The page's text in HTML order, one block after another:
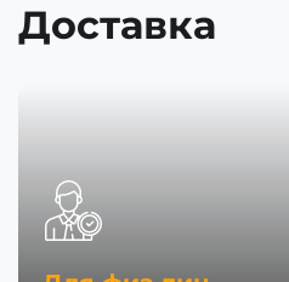
Доставка